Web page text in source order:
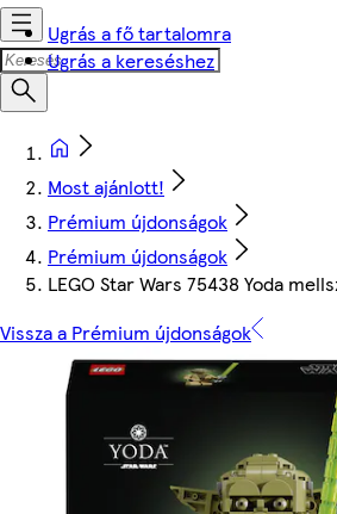
Ugrás a fő tartalomra
Ugrás a kereséshez
Most ajánlott!
Prémium újdonságok
Prémium újdonságok
LEGO Star Wars 75438 Yoda
Vissza a Prémium újdonságok